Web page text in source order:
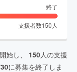
終了
支援者数150 人
始し、 150人の支援
に募集を終了しま